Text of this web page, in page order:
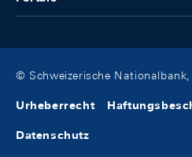
© Schweizerische
Urheberrecht
Datenschutz